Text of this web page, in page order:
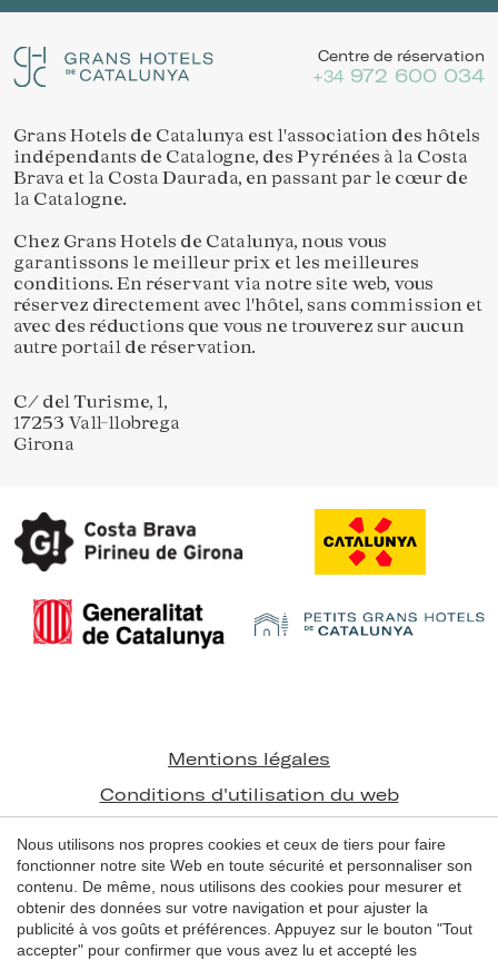
Centre de réservation
+34 972 600 034
Grans Hotels de Catalunya est l'association des hôtels
indépendants de Catalogne, des Pyrénées à la Costa
Brava et la Costa Daurada, en passant par le cœur de
la Catalogne.
Chez Grans Hotels de Catalunya, nous vous
garantissons le meilleur prix et les meilleures
conditions. En réservant via notre site web, vous
réservez directement avec l'hôtel, sans commission et
avec des réductions que vous ne trouverez sur aucun
autre portail de réservation.
C/ del Turisme, 1,
17253 Vall-llobrega
Girona
Mentions légales
Conditions d'utilisation du web
© 1998 - 2026
Grans Hotels de Catalunya
Nous utilisons nos propres cookies et ceux de tiers pour faire
fonctionner notre site Web en toute sécurité et personnaliser son
contenu. De même, nous utilisons des cookies pour mesurer et
obtenir des données sur votre navigation et pour ajuster la
publicité à vos goûts et préférences. Appuyez sur le bouton "Tout
accepter" pour confirmer que vous avez lu et accepté les
Enregistrer les paramètres